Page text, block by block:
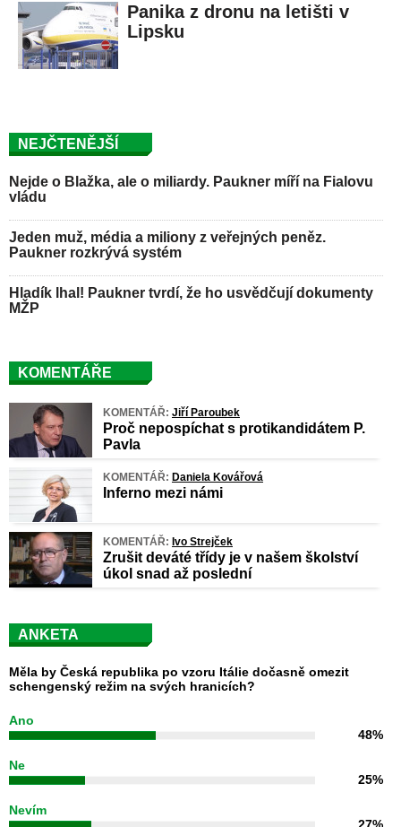
Panika z dronu na letišti v
Lipsku
NEJČTENĚJŠÍ
Nejde o Blažka, ale o miliardy. Paukner míří na Fialovu
vládu
Jeden muž, média a miliony z veřejných peněz.
Paukner rozkrývá systém
Hladík lhal! Paukner tvrdí, že ho usvědčují dokumenty
MŽP
KOMENTÁŘE
KOMENTÁŘ: Jiří Paroubek
Proč nepospíchat s protikandidátem P.
Pavla
KOMENTÁŘ: Daniela Kovářová
Inferno mezi námi
KOMENTÁŘ: Ivo Strejček
Zrušit deváté třídy je v našem školství
úkol snad až poslední
ANKETA
Měla by Česká republika po vzoru Itálie dočasně omezit
schengenský režim na svých hranicích?
Ano
48%
Ne
25%
Nevím